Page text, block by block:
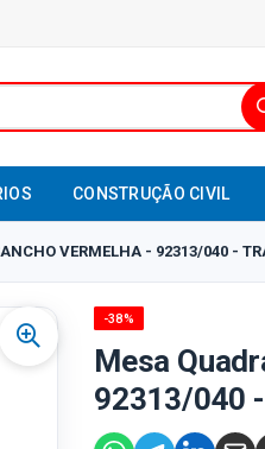
CONSTRUÇÃO CIVIL
VERMELHA - 92313/040 -
-38%
Mesa
92313/040